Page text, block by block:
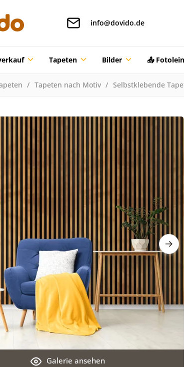
info@dovido.de
Tapeten Bilder 📤
Tapeten nach Motiv Selbstklebende
Galerie ansehen